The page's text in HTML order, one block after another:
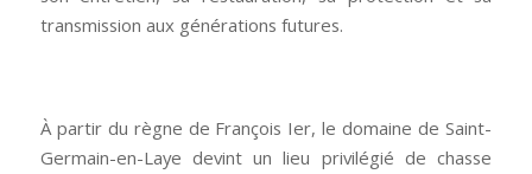
transmission aux générations futures.
À partir du règne de François Ier, le domaine de Saint-
Germain-en-Laye devint un lieu privilégié de chasse